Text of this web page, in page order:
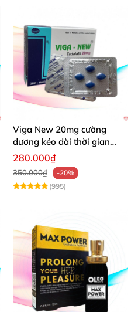
Viga New 20mg cường
dương kéo dài thời gian
chống xuất tinh hiệu quả
280.000₫
350.000₫
-20%
(995)